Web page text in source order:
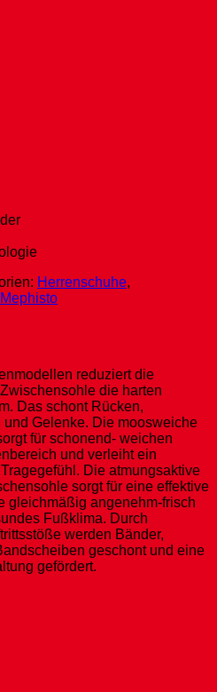
Herrenschuhe,
Mephisto
reduziert die
die harten
Das schont Rücken,
Gelenke. Die moosweiche
für schonend- weichen
und verleiht ein
Die atmungsaktive
sorgt für eine effektive
gleichmäßig angenehm-frisch
Fußklima. Durch
werden Bänder,
geschont und eine
gefördert.